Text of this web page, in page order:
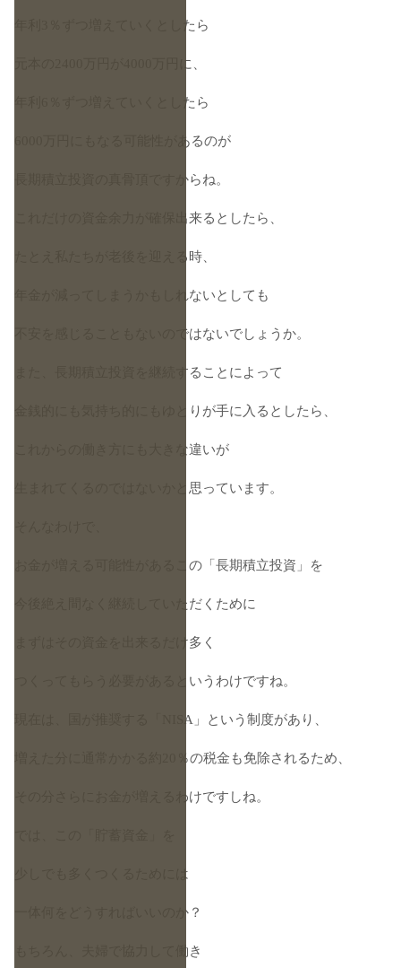
年利3％ずつ増えていくとしたら
元本の2400万円が4000万円に、
年利6％ずつ増えていくとしたら
6000万円にもなる可能性があるのが
長期積立投資の真骨頂ですからね。
これだけの資金余力が確保出来るとしたら、
たとえ私たちが老後を迎える時、
年金が減ってしまうかもしれないとしても
不安を感じることもないのではないでしょうか。
また、長期積立投資を継続することによって
金銭的にも気持ち的にもゆとりが手に入るとしたら、
これからの働き方にも大きな違いが
生まれてくるのではないかと思っています。
お金が増える可能性があるこの「長期積立投資」を
今後絶え間なく継続していただくために
まずはその資金を出来るだけ多く
つくってもらう必要があるというわけですね。
現在は、国が推奨する「NISA」という制度があり、
増えた分に通常かかる約20％の税金も免除されるため、
その分さらにお金が増えるわけですしね。
少しでも多くつくるためには
一体何をどうすればいいのか？
もちろん、夫婦で協力して働き